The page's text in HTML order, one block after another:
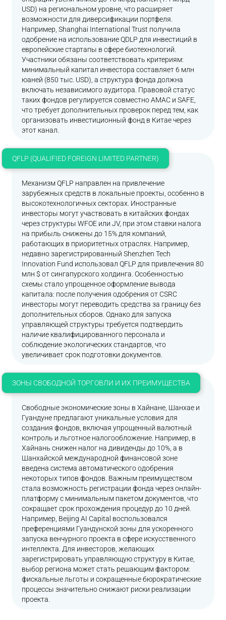
USD) на региональном уровне, что расширяет
возможности для диверсификации портфеля.
Например, Shanghai International Trust получила
одобрение на использование QDLP для инвестиций в
европейские стартапы в сфере биотехнологий.
Участники обязаны соответствовать критериям:
минимальный капитал инвестора составляет 6 млн
юаней (850 тыс. USD), а структура фонда должна
включать независимого аудитора. Правовой статус
таких фондов регулируется совместно AMAC и SAFE,
что требует дополнительных проверок перед тем, как
организовать инвестиционный фонд в Китае через
этот канал.
QFLP (QUALIFIED FOREIGN LIMITED PARTNER)
Механизм QFLP направлен на привлечение
зарубежных средств в локальные проекты, особенно в
высокотехнологичных секторах. Иностранные
инвесторы могут участвовать в китайских фондах
через структуры WFOE или JV, при этом ставки налога
на прибыль снижены до 15% для компаний,
работающих в приоритетных отраслях. Например,
недавно зарегистрированный Shenzhen Tech
Innovation Fund использовал QFLP для привлечения 80
млн $ от сингапурского холдинга. Особенностью
схемы стало упрощенное оформление вывода
капитала: после получения одобрения от CSRC
инвесторы могут переводить средства за границу без
дополнительных сборов. Однако для запуска
управляющей структуры требуется подтвердить
наличие квалифицированного персонала и
соблюдение экологических стандартов, что
увеличивает срок подготовки документов.
ЗОНЫ СВОБОДНОЙ ТОРГОВЛИ И ИХ ПРЕИМУЩЕСТВА
Свободные экономические зоны в Хайнане, Шанхае и
Гуандуне предлагают уникальные условия для
создания фондов, включая упрощенный валютный
контроль и льготное налогообложение. Например, в
Хайнань снижен налог на дивиденды до 10%, а в
Шанхайской международной финансовой зоне
введена система автоматического одобрения
некоторых типов фондов. Важным преимуществом
стала возможность регистрации фонда через онлайн-
платформу с минимальным пакетом документов, что
сокращает срок прохождения процедур до 10 дней.
Например, Beijing AI Capital воспользовался
преференциями Гуандунской зоны для ускоренного
запуска венчурного проекта в сфере искусственного
интеллекта. Для инвесторов, желающих
зарегистрировать управляющую структуру в Китае,
выбор региона может стать решающим фактором:
фискальные льготы и сокращенные бюрократические
процессы значительно снижают риски реализации
проекта.